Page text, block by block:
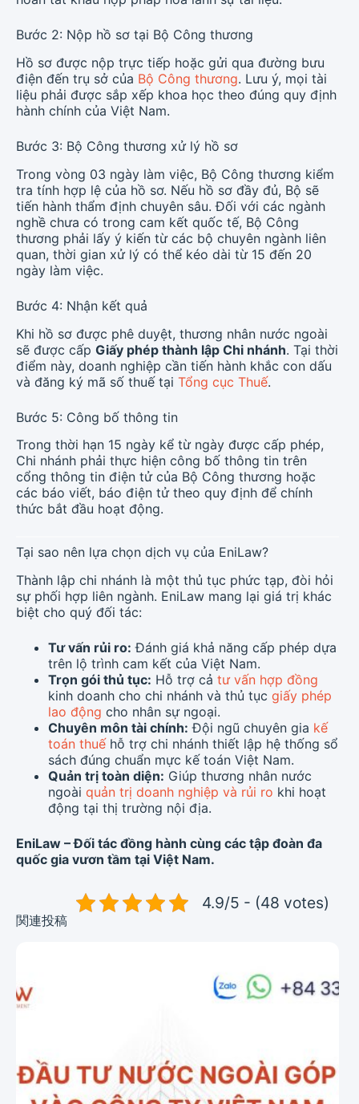
Bước 2: Nộp hồ sơ tại Bộ Công thương
Hồ sơ được nộp trực tiếp hoặc gửi qua đường bưu
điện đến trụ sở của Bộ Công thương. Lưu ý, mọi tài
liệu phải được sắp xếp khoa học theo đúng quy định
hành chính của Việt Nam.
Bước 3: Bộ Công thương xử lý hồ sơ
Trong vòng 03 ngày làm việc, Bộ Công thương kiểm
tra tính hợp lệ của hồ sơ. Nếu hồ sơ đầy đủ, Bộ sẽ
tiến hành thẩm định chuyên sâu. Đối với các ngành
nghề chưa có trong cam kết quốc tế, Bộ Công
thương phải lấy ý kiến từ các bộ chuyên ngành liên
quan, thời gian xử lý có thể kéo dài từ 15 đến 20
ngày làm việc.
Bước 4: Nhận kết quả
Khi hồ sơ được phê duyệt, thương nhân nước ngoài
sẽ được cấp Giấy phép thành lập Chi nhánh. Tại thời
điểm này, doanh nghiệp cần tiến hành khắc con dấu
và đăng ký mã số thuế tại Tổng cục Thuế.
Bước 5: Công bố thông tin
Trong thời hạn 15 ngày kể từ ngày được cấp phép,
Chi nhánh phải thực hiện công bố thông tin trên
cổng thông tin điện tử của Bộ Công thương hoặc
các báo viết, báo điện tử theo quy định để chính
thức bắt đầu hoạt động.
Tại sao nên lựa chọn dịch vụ của EniLaw?
Thành lập chi nhánh là một thủ tục phức tạp, đòi hỏi
sự phối hợp liên ngành. EniLaw mang lại giá trị khác
biệt cho quý đối tác:
Tư vấn rủi ro: Đánh giá khả năng cấp phép dựa
trên lộ trình cam kết của Việt Nam.
Trọn gói thủ tục: Hỗ trợ cả tư vấn hợp đồng
kinh doanh cho chi nhánh và thủ tục giấy phép
lao động cho nhân sự ngoại.
Chuyên môn tài chính: Đội ngũ chuyên gia kế
toán thuếhỗ trợ chi nhánh thiết lập hệ thống sổ
sách đúng chuẩn mực kế toán Việt Nam.
Quản trị toàn diện: Giúp thương nhân nước
ngoài quản trị doanh nghiệp và rủi ro khi hoạt
động tại thị trường nội địa.
EniLaw – Đối tác đồng hành cùng các tập đoàn đa
quốc gia vươn tầm tại Việt Nam.
4.9/5 - (48 votes)
関連投稿